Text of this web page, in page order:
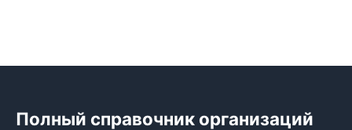
Полный справочник организаций